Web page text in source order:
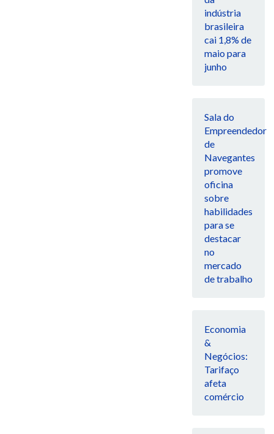
indústria
brasileira
cai 1,8% de
maio para
junho
Sala do
Empreendedor
de
Navegantes
promove
oficina
sobre
habilidades
para se
destacar
no
mercado
de trabalho
Economia
&
Negócios:
Tarifaço
afeta
comércio